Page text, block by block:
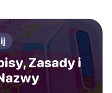
Zasady i